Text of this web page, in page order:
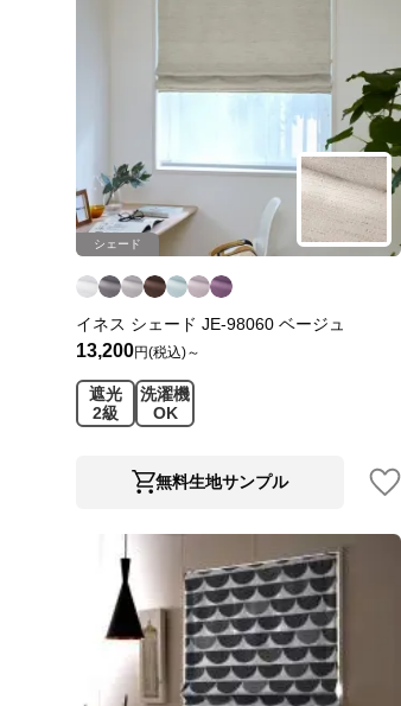
シェード
イネス シェード JE-98060 ベージュ
13,200円(税込)～
遮光
2級
洗濯機
OK
無料生地サンプル